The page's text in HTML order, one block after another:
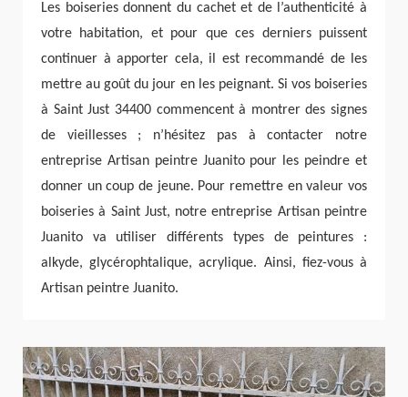
Les boiseries donnent du cachet et de l’authenticité à
votre habitation, et pour que ces derniers puissent
continuer à apporter cela, il est recommandé de les
mettre au goût du jour en les peignant. Si vos boiseries
à Saint Just 34400 commencent à montrer des signes
de vieillesses ; n’hésitez pas à contacter notre
entreprise Artisan peintre Juanito pour les peindre et
donner un coup de jeune. Pour remettre en valeur vos
boiseries à Saint Just, notre entreprise Artisan peintre
Juanito va utiliser différents types de peintures :
alkyde, glycérophtalique, acrylique. Ainsi, fiez-vous à
Artisan peintre Juanito.